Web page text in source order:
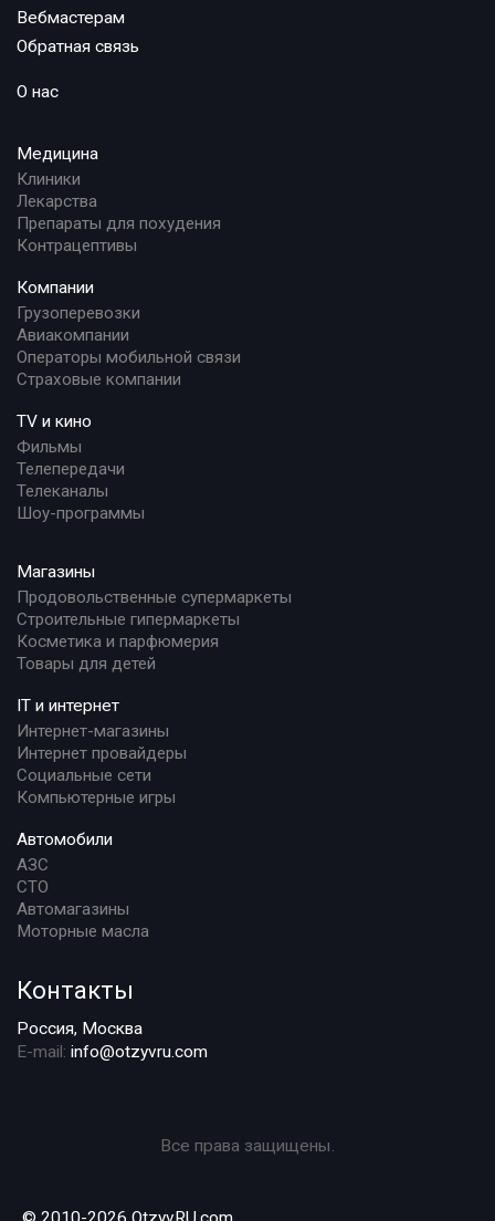
Вебмастерам
Обратная связь
О нас
Медицина
Клиники
Лекарства
Препараты для похудения
Контрацептивы
Компании
Грузоперевозки
Авиакомпании
Операторы мобильной связи
Страховые компании
TV и кино
Фильмы
Телепередачи
Телеканалы
Шоу-программы
Магазины
Продовольственные супермаркеты
Строительные гипермаркеты
Косметика и парфюмерия
Товары для детей
IT и интернет
Интернет-магазины
Интернет провайдеры
Социальные сети
Компьютерные игры
Автомобили
АЗС
СТО
Автомагазины
Моторные масла
Контакты
Россия, Москва
E-mail: info@otzyvru.com
Все права защищены.